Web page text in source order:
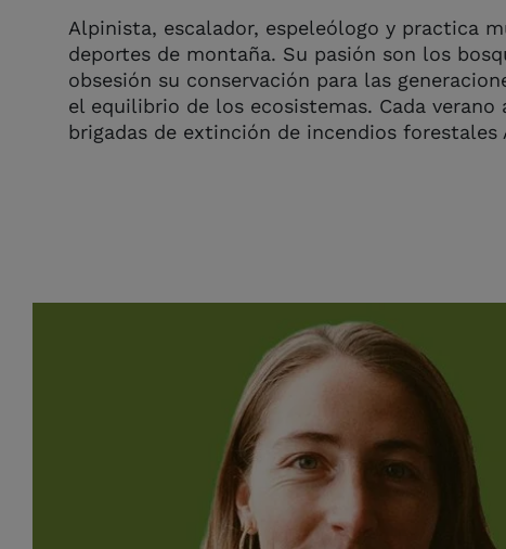
Alpinista, escalador, espeleólogo y practica
deportes de montaña. Su pasión son los
obsesión su conservación para las
el equilibrio de los ecosistemas. Cada verano
brigadas de extinción de incendios forestales